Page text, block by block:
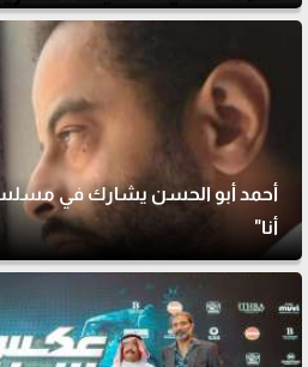
أحمد أبو الحسن يشارك في
أنا"